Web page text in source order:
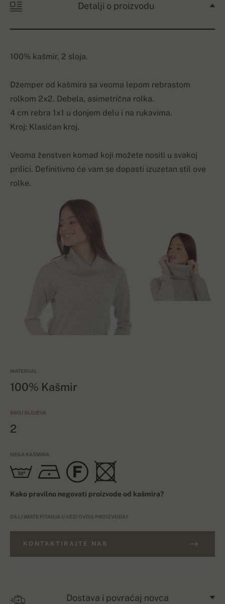
Detalji o proizvodu
100% kašmir, 2 sloja.
Džemper od kašmira sa veoma lepom rebrastom
rolkom 2x2. Debela, asimetrična rolka.
4 cm rebra 1x1 u donjem delu i na rukavima.
Kroj: Klasičan kroj.
Veoma ženstven komad koji možete nositi u svakoj
prilici. Definitivno će vam se dopasti izuzetan stil ove
rolke.
MATERIJAL
100% Kašmir
BROJ SLOJEVA
2
NEGA KAŠMIRA
Kako pravilno negovati proizvode od kašmira?
DA LI IMATE PITANJA U VEZI OVOG PROIZVODA?
KONTAKTIRAJTE NAS
Dostava i povraćaj novca